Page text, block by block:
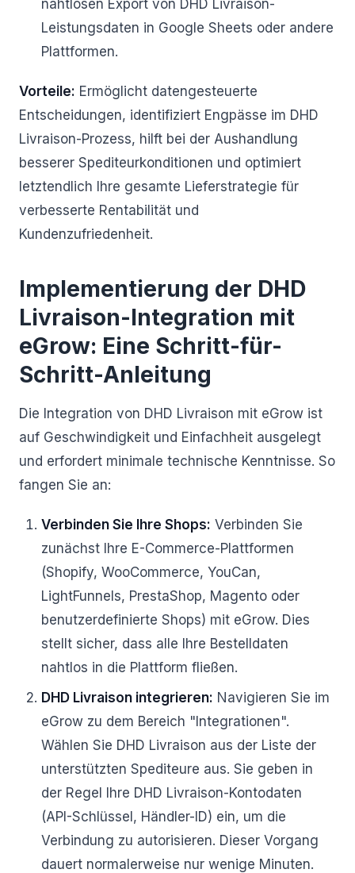
nahtlosen Export von DHD Livraison-
Leistungsdaten in Google Sheets oder andere
Plattformen.
Vorteile: Ermöglicht datengesteuerte
Entscheidungen, identifiziert Engpässe im DHD
Livraison-Prozess, hilft bei der Aushandlung
besserer Spediteurkonditionen und optimiert
letztendlich Ihre gesamte Lieferstrategie für
verbesserte Rentabilität und
Kundenzufriedenheit.
Implementierung der DHD
Livraison-Integration mit
eGrow: Eine Schritt-für-
Schritt-Anleitung
Die Integration von DHD Livraison mit eGrow ist
auf Geschwindigkeit und Einfachheit ausgelegt
und erfordert minimale technische Kenntnisse. So
fangen Sie an:
Verbinden Sie Ihre Shops: Verbinden Sie
zunächst Ihre E-Commerce-Plattformen
(Shopify, WooCommerce, YouCan,
LightFunnels, PrestaShop, Magento oder
benutzerdefinierte Shops) mit eGrow. Dies
stellt sicher, dass alle Ihre Bestelldaten
nahtlos in die Plattform fließen.
DHD Livraison integrieren: Navigieren Sie im
eGrow zu dem Bereich "Integrationen".
Wählen Sie DHD Livraison aus der Liste der
unterstützten Spediteure aus. Sie geben in
der Regel Ihre DHD Livraison-Kontodaten
(API-Schlüssel, Händler-ID) ein, um die
Verbindung zu autorisieren. Dieser Vorgang
dauert normalerweise nur wenige Minuten.